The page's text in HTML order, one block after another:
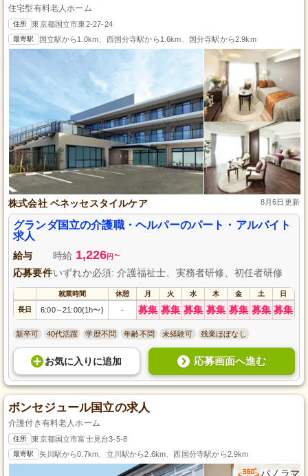
住宅型有料老人ホーム
住所 東京都国立市東2-27-24
最寄駅 国立駅から1.0km、西国分寺駅から1.6km、国分寺駅から2.9km
株式会社 ベネッセスタイルケア 8月6日更新
グランダ国立の介護職・ヘルパーのパート・アルバイト
求人
給与 時給 1,226円 ~
応募要件いずれか必須: 介護福祉士、実務者研修、初任者研修
就業時間 休憩 月 火 水 木 金 土 日
長日 6:00～21:00(1h〜) - 募集 募集 募集 募集 募集 募集 募集
新卒可 40代活躍 学歴不問 年齢不問 未経験可 残業ほぼなし
お気に入り に追加 応募画面へ進む
ボンセジュール国立の求人
介護付き有料老人ホーム
住所 東京都国立市富士見台3-5-8
最寄駅 矢川駅から0.7km、立川駅から2.6km、西国分寺駅から2.9km
パノラマ